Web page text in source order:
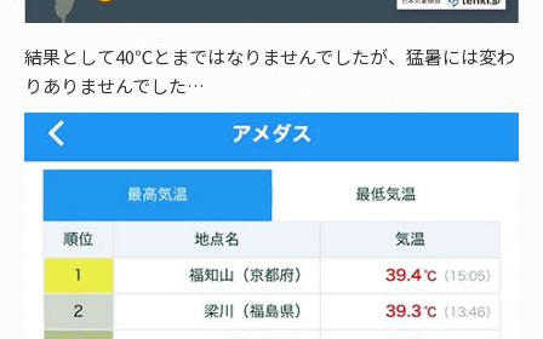
結果として40℃とまではなりませんでしたが、猛暑には変わ
りありませんでした…